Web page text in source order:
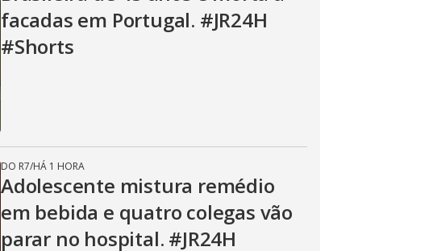
facadas em Portugal. #JR24H
#Shorts
DO R7/HÁ 1 HORA
Adolescente mistura remédio
em bebida e quatro colegas vão
parar no hospital. #JR24H